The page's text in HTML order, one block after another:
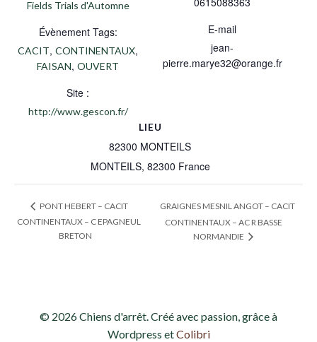
Fields Trials d'Automne
Évènement Tags:
CACIT, CONTINENTAUX,
FAISAN, OUVERT
Site :
http://www.gescon.fr/
LIEU
82300 MONTEILS
MONTEILS, 82300 France
E-mail
jean-
pierre.marye32@orange.fr
PONT HEBERT – CACIT
CONTINENTAUX – C EPAGNEUL
BRETON
GRAIGNES MESNIL ANGOT – CACIT
CONTINENTAUX – AC R BASSE
NORMANDIE
© 2026 Chiens d'arrêt. Créé avec passion, grâce à
Wordpress etColibri